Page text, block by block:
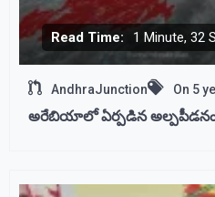
Read Time: 1 Minute, 32
AndhraJunction On 5
అరేబియాలో ఏర్పడిన అల్పపీడనం